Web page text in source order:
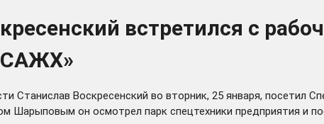
встретился с
Станислав Воскресенский во вторник, 25 января, посетил
Шарыповым он осмотрел парк спецтехники предприятия и